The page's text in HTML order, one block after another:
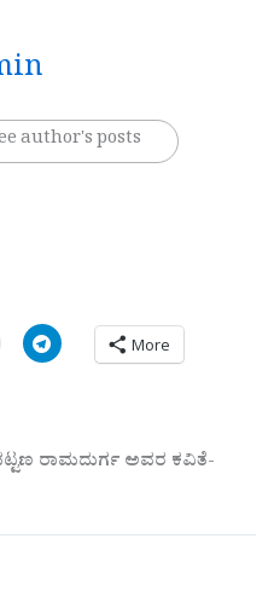
author's posts
More
ರಾಮದುರ್ಗ ಅವರ ಕವಿತೆ-